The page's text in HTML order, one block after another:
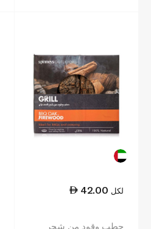
42.00 لكل
حطب وقود من شجر